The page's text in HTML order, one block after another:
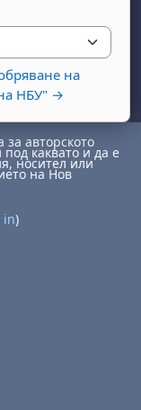
на
НБУ" →
авторското
каквато и да е
носител или
на Нов
in)